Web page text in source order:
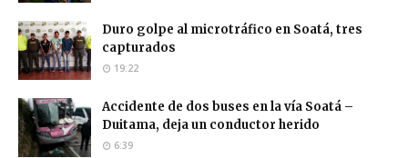
Duro golpe al microtráfico en Soatá, tres
capturados
19:22
Accidente de dos buses en la vía Soatá –
Duitama, deja un conductor herido
6:39